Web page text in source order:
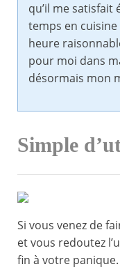
qu’il me satisfait
temps en
heure
pour moi dans
désormais mon
Simple
Si vous venez de
et vous redoutez
fin à votre